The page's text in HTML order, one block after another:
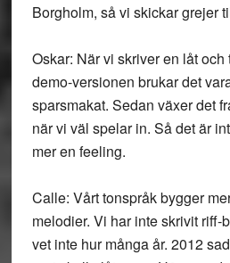
Borgholm, så vi skickar grejer
Oskar: När vi skriver en låt och
demo-versionen brukar det
sparsmakat. Sedan växer det
när vi väl spelar in. Så det är
mer en feeling.
Calle: Vårt tonspråk bygger
melodier. Vi har inte skrivit riff-
vet inte hur många år. 2012